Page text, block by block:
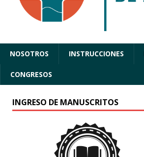
NOSOTROS INSTRUCCIONES
CONGRESOS
INGRESO DE MANUSCRITOS